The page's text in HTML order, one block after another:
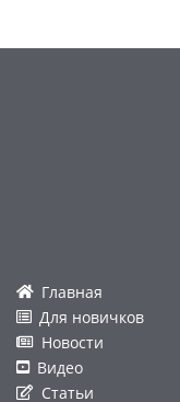
Главная
Для новичков
Новости
Видео
Статьи